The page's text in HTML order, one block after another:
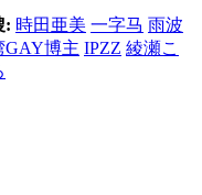
: 時田亜美 一字马 雨波
GAY博主 IPZZ 綾瀬こ